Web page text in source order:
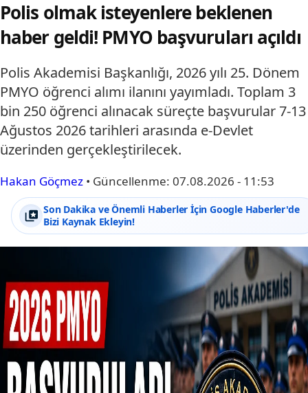
Polis olmak isteyenlere beklenen
haber geldi! PMYO başvuruları açıldı
Polis Akademisi Başkanlığı, 2026 yılı 25. Dönem
PMYO öğrenci alımı ilanını yayımladı. Toplam 3
bin 250 öğrenci alınacak süreçte başvurular 7-13
Ağustos 2026 tarihleri arasında e-Devlet
üzerinden gerçekleştirilecek.
Hakan Göçmez • Güncellenme: 07.08.2026 - 11:53
Son Dakika ve Önemli Haberler İçin Google Haberler'de
Bizi Kaynak Ekleyin!